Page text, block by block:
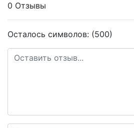
0 Отзывы
Осталось символов: (500)